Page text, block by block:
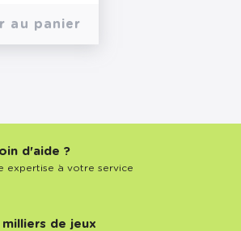
au panier
d'aide ?
expertise à votre service
milliers de jeux